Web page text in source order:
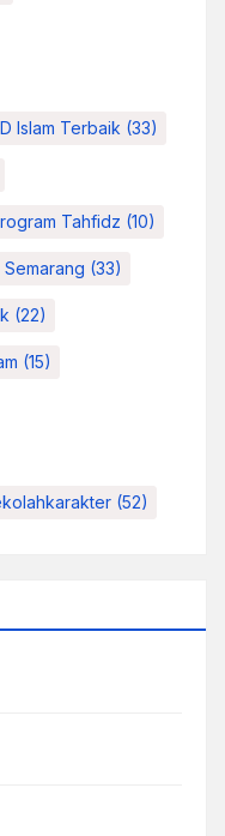
Islam Terbaik (33)
Tahfidz (10)
(33)
(22)
(15)
(52)